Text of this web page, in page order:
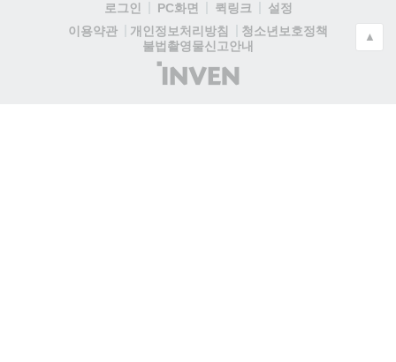
로그인 PC화면 퀵링크
설정
이용약관
개인정보처리방침
청소년보호정책
불법촬영물신고안내
(주)
인
▲